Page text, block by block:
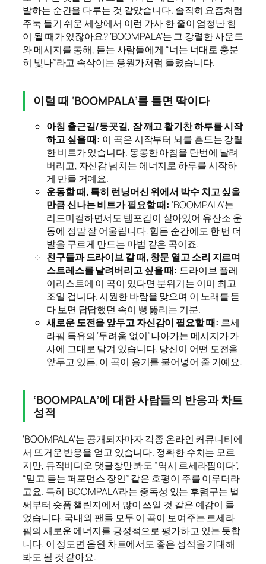
발하는 순간을 다루는 것 같았습니다. 솔직히 요즘처럼
주눅 들기 쉬운 세상에서 이런 가사 한 줄이 엄청난 힘
이 될 때가 있잖아요? ‘BOOMPALA’는 그 강렬한 사운드
와 메시지를 통해, 듣는 사람들에게 “너는 너대로 충분
히 빛나”라고 속삭이는 응원가처럼 들렸습니다.
이럴 때 ‘BOOMPALA’를 틀면 딱이다
아침 출근길/등굣길, 잠 깨고 활기찬 하루를 시작
하고 싶을 때: 이 곡은 시작부터 뇌를 흔드는 강렬
한 비트가 있습니다. 몽롱한 아침을 단번에 날려
버리고, 자신감 넘치는 에너지로 하루를 시작하
게 만들 거예요.
운동할 때, 특히 런닝머신 위에서 박수 치고 싶을
만큼 신나는 비트가 필요할 때: ‘BOOMPALA’는
리드미컬하면서도 템포감이 살아있어 유산소 운
동에 정말 잘 어울립니다. 힘든 순간에도 한 번 더
발을 구르게 만드는 마법 같은 곡이죠.
친구들과 드라이브 갈 때, 창문 열고 소리 지르며
스트레스를 날려버리고 싶을 때: 드라이브 플레
이리스트에 이 곡이 있다면 분위기는 이미 최고
조일 겁니다. 시원한 바람을 맞으며 이 노래를 듣
다 보면 답답했던 속이 뻥 뚫리는 기분.
새로운 도전을 앞두고 자신감이 필요할 때: 르세
라핌 특유의 ‘두려움 없이’ 나아가는 메시지가 가
사에 그대로 담겨 있습니다. 당신이 어떤 도전을
앞두고 있든, 이 곡이 용기를 불어넣어 줄 거예요.
‘BOOMPALA’에 대한 사람들의 반응과 차트
성적
‘BOOMPALA’는 공개되자마자 각종 온라인 커뮤니티에
서 뜨거운 반응을 얻고 있습니다. 정확한 수치는 모르
지만, 뮤직비디오 댓글창만 봐도 “역시 르세라핌이다”,
“믿고 듣는 퍼포먼스 장인” 같은 호평이 주를 이루더라
고요. 특히 ‘BOOMPALA’라는 중독성 있는 후렴구는 벌
써부터 숏폼 챌린지에서 많이 쓰일 것 같은 예감이 들
었습니다. 국내외 팬들 모두 이 곡이 보여주는 르세라
핌의 새로운 에너지를 긍정적으로 평가하고 있는 듯합
니다. 이 정도면 음원 차트에서도 좋은 성적을 기대해
봐도 될 것 같아요.